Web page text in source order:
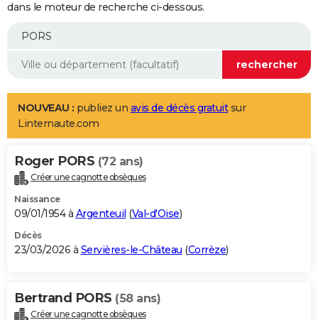
Essais
Réserver un essai
Citadines
Berlines
SUV
Forum auto
+
Mobiles
Meilleur smartphone
Internet
Ordinateurs
Jeux vidéo
Guide high-tech
Aménagement intérieur
LIFESTYLE
Art de vivre
Bien-être
Loisirs
Mode
Modes de vie
Alimentation
Guide de la santé
Maladies
Médicaments
Sommeil
VOYAGE
Destinations
City break
Voyage nature
Voyage de noces
Forum
Climat
+PHOTO
GUIDES D'ACHAT
BONS PLANS
Carte de Noël
Carte Bonne année
Carte Saint-Valentin
Carte Pâques
Carte d'anniversaire
DICTIONNAIRE
dans le moteur de recherche ci-dessous.
NOUVEAU : publiez un avis de décès gratuitsur
Linternaute.com
Roger PORS (72 ans)
Créer une cagnotte obsèques
Naissance
09/01/1954 à Argenteuil (Val-d'Oise)
Décès
23/03/2026 à Servières-le-Château (Corrèze)
Bertrand PORS (58 ans)
Créer une cagnotte obsèques